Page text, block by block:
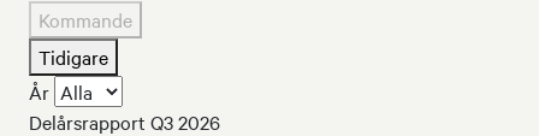
Kommande
Tidigare
År
Delårsrapport Q3 2026